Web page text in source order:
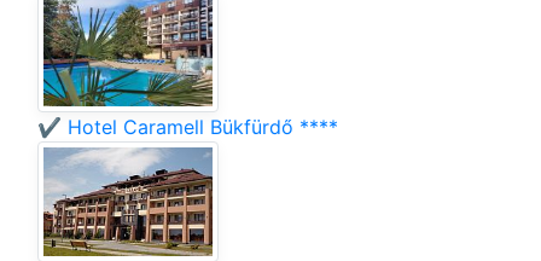
✔️ Hotel Caramell Bükfürdő ****